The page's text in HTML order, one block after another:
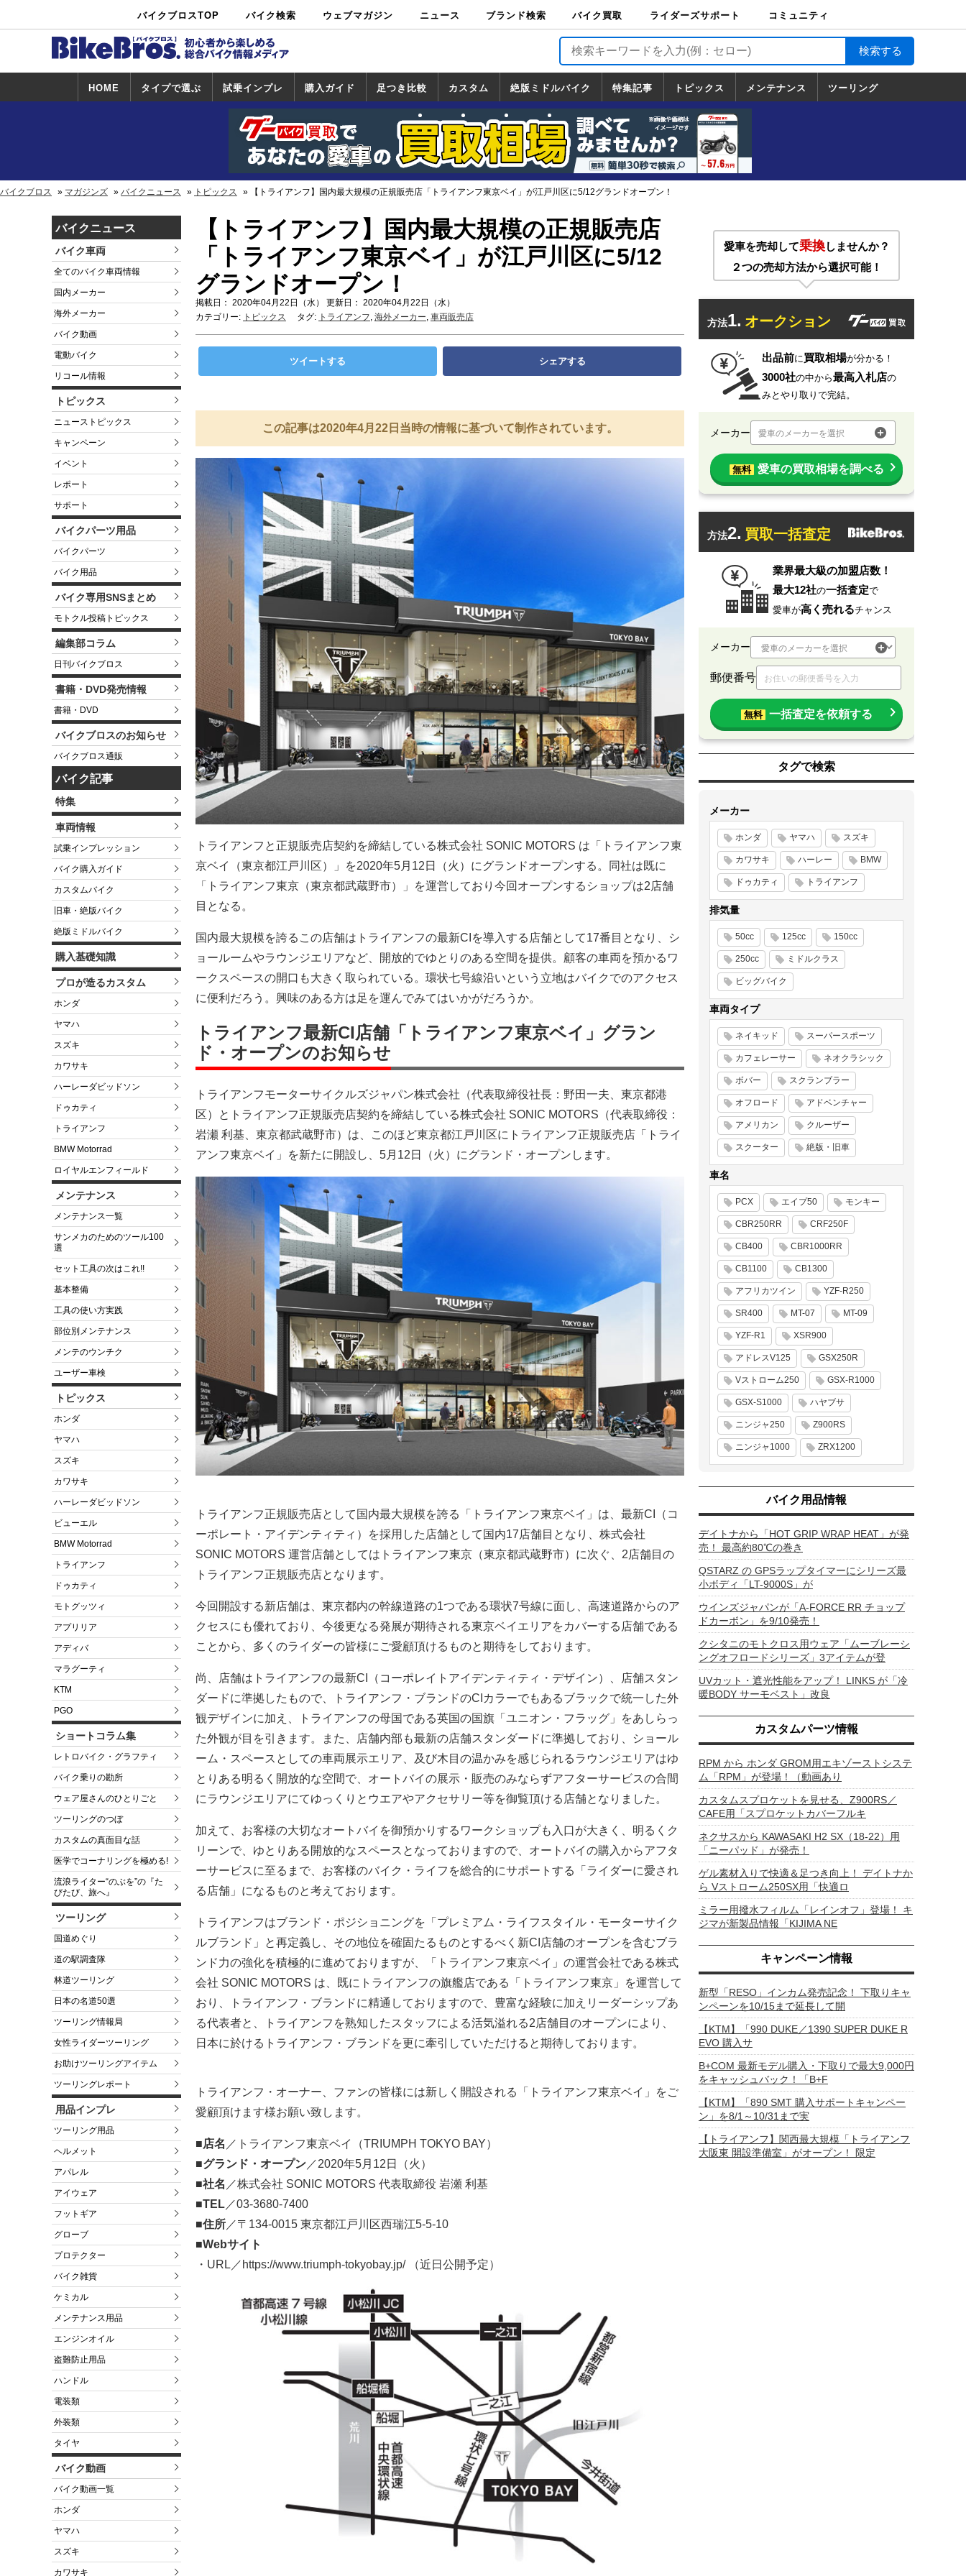
バイクブロスTOP バイク検索
中古バイ
ク・新車検
カタログ検
索
ショップ検
索
ウェブマガジン ニュース ブランド検索 バイク買取
バイク買取
ライダーズサポート
ライダーズサポート
TOP
バイク輸送
バイクガレージライ
フ
バイク車両保険
ロードサービス
バイク試乗
コミュニティ
HOME タイプで選ぶ 試乗インプレ
試乗インプレ
一覧
ホンダ
ヤマハ
スズキ
カワサキ
ハーレー
BMW
トライアンフ
ドゥカティ
購入ガイド
一覧
足つき比較 カスタム
カスタム
一覧
ホンダ
ヤマハ
スズキ
カワサキ
絶版ミドルバイク
絶版ミドルバイク
一覧
ホンダ
ヤマハ
スズキ
カワサキ
特集記事 トピックス
トピックス
一覧
ホンダ
ヤマハ
スズキ
カワサキ
ハーレーダ
ビッドソン
BMW
ドゥカティ
トライアン
フ
メンテナンス ツーリング
道の駅調査隊
ツーリング情報局
日本の道50選
国道めぐり
林道ツーリング
バイクブロス マガジンズ バイクニュース トピックス 【トライアンフ】国内最大規模の正規販売店「トライアンフ東京ベイ」が江戸川区に5/12グランドオープン！
バイクニュース
バイク車両
全てのバイク車両情報
国内メーカー
海外メーカー
バイク動画
電動バイク
リコール情報
トピックス
ニューストピックス
キャンペーン
イベント
レポート
サポート
バイクパーツ用品
バイクパーツ
バイク用品
バイク専用SNSまとめ
モトクル投稿トピックス
編集部コラム
日刊バイクブロス
書籍・DVD発売情報
書籍・DVD
バイクブロスのお知らせ
バイクブロス通販
バイク記事
特集
車両情報
試乗インプレッション
バイク購入ガイド
カスタムバイク
旧車・絶版バイク
絶版ミドルバイク
購入基礎知識
プロが造るカスタム
ホンダ
ヤマハ
スズキ
カワサキ
ハーレーダビッドソン
ドゥカティ
トライアンフ
BMW Motorrad
ロイヤルエンフィールド
メンテナンス
メンテナンス一覧
サンメカのためのツール100
選
セット工具の次はこれ!!
基本整備
工具の使い方実践
部位別メンテナンス
メンテのウンチク
ユーザー車検
トピックス
ホンダ
ヤマハ
スズキ
カワサキ
ハーレーダビッドソン
ビューエル
BMW Motorrad
トライアンフ
ドゥカティ
モトグッツィ
アプリリア
アディバ
マラグーティ
KTM
PGO
ショートコラム集
レトロバイク・グラフティ
バイク乗りの勘所
ウェア屋さんのひとりごと
ツーリングのつぼ
カスタムの真面目な話
医学でコーナリングを極める!
流浪ライター“のぶを”の『た
びたび、旅へ』
ツーリング
国道めぐり
道の駅調査隊
林道ツーリング
日本の名道50選
ツーリング情報局
女性ライダーツーリング
お助けツーリングアイテム
ツーリングレポート
用品インプレ
ツーリング用品
ヘルメット
アパレル
アイウェア
フットギア
グローブ
プロテクター
バイク雑貨
ケミカル
メンテナンス用品
エンジンオイル
盗難防止用品
ハンドル
電装類
外装類
タイヤ
バイク動画
バイク動画一覧
ホンダ
ヤマハ
スズキ
カワサキ
【トライアンフ】国内最大規模の正規販売店
「トライアンフ東京ベイ」が江戸川区に5/12
グランドオープン！
掲載日： 2020年04月22日（水） 更新日： 2020年04月22日（水）
カテゴリー: トピックス タグ: トライアンフ, 海外メーカー, 車両販売店
ツイートする シェアする
この記事は2020年4月22日当時の情報に基づいて制作されています。
トライアンフと正規販売店契約を締結している株式会社 SONIC MOTORS は「トライアンフ東
京ベイ（東京都江戸川区）」を2020年5月12日（火）にグランドオープンする。同社は既に
「トライアンフ東京（東京都武蔵野市）」を運営しており今回オープンするショップは2店舗
目となる。
国内最大規模を誇るこの店舗はトライアンフの最新CIを導入する店舗として17番目となり、シ
ョールームやラウンジエリアなど、開放的でゆとりのある空間を提供。顧客の車両を預かるワ
ークスペースの開口も大きく取られている。環状七号線沿いという立地はバイクでのアクセス
に便利だろう。興味のある方は足を運んでみてはいかがだろうか。
トライアンフ最新CI店舗「トライアンフ東京ベイ」グラン
ド・オープンのお知らせ
トライアンフモーターサイクルズジャパン株式会社（代表取締役社長：野田一夫、東京都港
区）とトライアンフ正規販売店契約を締結している株式会社 SONIC MOTORS（代表取締役：
岩瀬 利基、東京都武蔵野市）は、このほど東京都江戸川区にトライアンフ正規販売店「トライ
アンフ東京ベイ」を新たに開設し、5月12日（火）にグランド・オープンします。
トライアンフ正規販売店として国内最大規模を誇る「トライアンフ東京ベイ」は、最新CI（コ
ーポレート・アイデンティティ）を採用した店舗として国内17店舗目となり、株式会社
SONIC MOTORS 運営店舗としてはトライアンフ東京（東京都武蔵野市）に次ぐ、2店舗目の
トライアンフ正規販売店となります。
今回開設する新店舗は、東京都内の幹線道路の1つである環状7号線に面し、高速道路からのア
クセスにも優れており、今後更なる発展が期待される東京ベイエリアをカバーする店舗である
ことから、多くのライダーの皆様にご愛顧頂けるものと期待をしております。
尚、店舗はトライアンフの最新CI（コーポレイトアイデンティティ・デザイン）、店舗スタン
ダードに準拠したもので、トライアンフ・ブランドのCIカラーでもあるブラックで統一した外
観デザインに加え、トライアンフの母国である英国の国旗「ユニオン・フラッグ」をあしらっ
た外観が目を引きます。また、店舗内部も最新の店舗スタンダードに準拠しており、ショール
ーム・スペースとしての車両展示エリア、及び木目の温かみを感じられるラウンジエリアはゆ
とりある明るく開放的な空間で、オートバイの展示・販売のみならずアフターサービスの合間
にラウンジエリアにてゆっくりとウエアやアクセサリー等を御覧頂ける店舗となりました。
加えて、お客様の大切なオートバイを御預かりするワークショップも入口が大きく、明るくク
リーンで、ゆとりある開放的なスペースとなっておりますので、オートバイの購入からアフタ
ーサービスに至るまで、お客様のバイク・ライフを総合的にサポートする「ライダーに愛され
る店舗」になるものと考えております。
トライアンフはブランド・ポジショニングを「プレミアム・ライフスタイル・モーターサイク
ルブランド」と再定義し、その地位を確固たるものとするべく新CI店舗のオープンを含むブラ
ンド力の強化を積極的に進めておりますが、「トライアンフ東京ベイ」の運営会社である株式
会社 SONIC MOTORS は、既にトライアンフの旗艦店である「トライアンフ東京」を運営して
おり、トライアンフ・ブランドに精通しておりますので、豊富な経験に加えリーダーシップあ
る代表者と、トライアンフを熟知したスタッフによる活気溢れる2店舗目のオープンにより、
日本に於けるトライアンフ・ブランドを更に牽引していただけると期待しております。
トライアンフ・オーナー、ファンの皆様には新しく開設される「トライアンフ東京ベイ」をご
愛顧頂けます様お願い致します。
■店名 ／トライアンフ東京ベイ（TRIUMPH TOKYO BAY）
■グランド・オープン ／2020年5月12日（火）
■社名 ／株式会社 SONIC MOTORS 代表取締役 岩瀬 利基
■TEL ／03-3680-7400
■住所 ／〒134-0015 東京都江戸川区西瑞江5-5-10
■Webサイト
・URL／https://www.triumph-tokyobay.jp/ （近日公開予定）
愛車を売却して乗換しませんか？
２つの売却方法から選択可能！
方法1. オークション
出品前に買取相場が分かる！
3000社の中から最高入札店の
みとやり取りで完結。
メーカー 愛車のメーカーを選択
無料 愛車の買取相場を調べる
方法2. 買取一括査定
業界最大級の加盟店数！
最大12社の一括査定で
愛車が高く売れるチャンス
メーカー
郵便番号
無料 一括査定を依頼する
タグで検索
メーカー
ホンダ ヤマハ スズキ
カワサキ ハーレー BMW
ドゥカティ トライアンフ
排気量
50cc 125cc 150cc
250cc ミドルクラス
ビッグバイク
車両タイプ
ネイキッド スーパースポーツ
カフェレーサー ネオクラシック
ボバー スクランブラー
オフロード アドベンチャー
アメリカン クルーザー
スクーター 絶版・旧車
車名
PCX エイプ50 モンキー
CBR250RR CRF250F
CB400 CBR1000RR
CB1100 CB1300
アフリカツイン YZF-R250
SR400 MT-07 MT-09
YZF-R1 XSR900
アドレスV125 GSX250R
Vストローム250 GSX-R1000
GSX-S1000 ハヤブサ
ニンジャ250 Z900RS
ニンジャ1000 ZRX1200
バイク用品情報
デイトナから「HOT GRIP WRAP HEAT」が発
売！ 最高約80℃の巻き
QSTARZ の GPSラップタイマーにシリーズ最
小ボディ「LT-9000S」が
ウインズジャパンが「A-FORCE RR チョップ
ドカーボン」を9/10発売！
クシタニのモトクロス用ウェア「ムーブレーシ
ングオフロードシリーズ」3アイテムが登
UVカット・遮光性能をアップ！ LINKS が「冷
暖BODY サーモベスト」改良
カスタムパーツ情報
RPM から ホンダ GROM用エキゾーストシステ
ム「RPM」が登場！（動画あり
カスタムスプロケットを見せる、Z900RS／
CAFE用「スプロケットカバーフルキ
ネクサスから KAWASAKI H2 SX（18-22）用
「ニーパッド」が発売！
ゲル素材入りで快適＆足つき向上！ デイトナか
ら Vストローム250SX用「快適ロ
ミラー用撥水フィルム「レインオフ」登場！ キ
ジマが新製品情報「KIJIMA NE
キャンペーン情報
新型「RESO」インカム発売記念！ 下取りキャ
ンペーンを10/15まで延長して開
【KTM】「990 DUKE／1390 SUPER DUKE R
EVO 購入サ
B+COM 最新モデル購入・下取りで最大9,000円
をキャッシュバック！「B+F
【KTM】「890 SMT 購入サポートキャンペー
ン」を8/1～10/31まで実
【トライアンフ】関西最大規模「トライアンフ
大阪東 開設準備室」がオープン！ 限定